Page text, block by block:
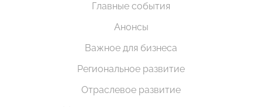
Главные события
Анонсы
Важное для бизнеса
Региональное развитие
Отраслевое развитие